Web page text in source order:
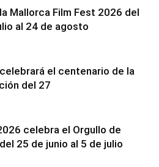
Mallorca Film Fest 2026 del
al 24 de agosto
el centenario de la
del 27
celebra el Orgullo de
25 de junio al 5 de julio